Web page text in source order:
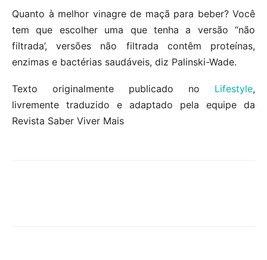
Quanto à melhor vinagre de maçã para beber? Você
tem que escolher uma que tenha a versão “não
filtrada’, versões não filtrada contêm proteínas,
enzimas e bactérias saudáveis, diz Palinski-Wade.
Texto originalmente publicado no Lifestyle,
livremente traduzido e adaptado pela equipe da
Revista Saber Viver Mais